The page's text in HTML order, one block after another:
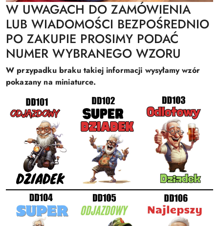
W UWAGACH DO ZAMÓWIENIA
LUB WIADOMOŚCI BEZPOŚREDNIO
PO ZAKUPIE PROSIMY PODAĆ
NUMER WYBRANEGO WZORU
W przypadku braku takiej informacji wysyłamy wzór
pokazany na miniaturce.